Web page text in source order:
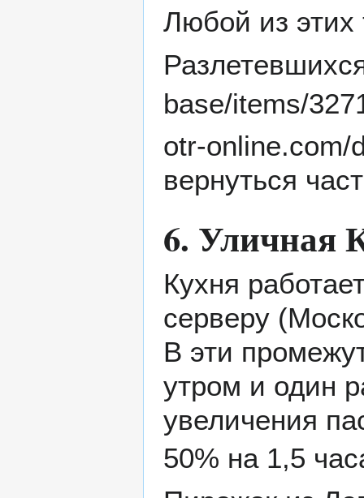
Любой из
вернуться
6. Уличная
Кухня
серверу
В эти
утром и один
увеличения
50% на 1,5